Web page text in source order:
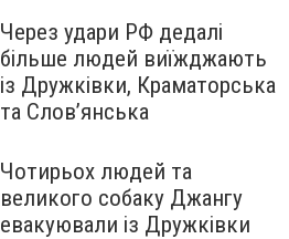
Через удари РФ дедалі
більше людей виїжджають
із Дружківки, Краматорська
та Слов’янська
Чотирьох людей та
великого собаку Джангу
евакуювали із Дружківки